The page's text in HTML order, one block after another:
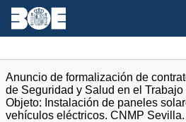
Anuncio de formalización de
de Seguridad y Salud en el Trabajo
Objeto: Instalación de paneles
vehículos eléctricos. CNMP